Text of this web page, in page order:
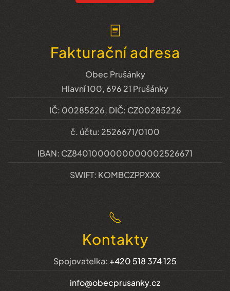
Fakturační adresa
Obec Prušánky
Hlavní 100, 696 21 Prušánky
IČ: 00285226, DIČ: CZ00285226
č. účtu: 2526671/0100
IBAN: CZ8401000000000002526671
SWIFT: KOMBCZPPXXX
Kontakty
Spojovatelka: +420 518 374 125
info@obecprusanky.cz